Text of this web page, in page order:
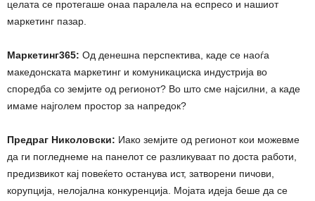
целата се протегаше онаа паралела на еспресо и нашиот
маркетинг пазар.
Маркетинг365: Од денешна перспектива, каде се наоѓа
македонската маркетинг и комуникациска индустрија во
споредба со земјите од регионот? Во што сме најсилни, а каде
имаме најголем простор за напредок?
Предраг Николовски: Иако земјите од регионот кои можевме
да ги погледнеме на панелот се разликуваат по доста работи,
предизвикот кај повеќето останува ист, затворени пичови,
корупција, нелојална конкуренција. Мојата идеја беше да се